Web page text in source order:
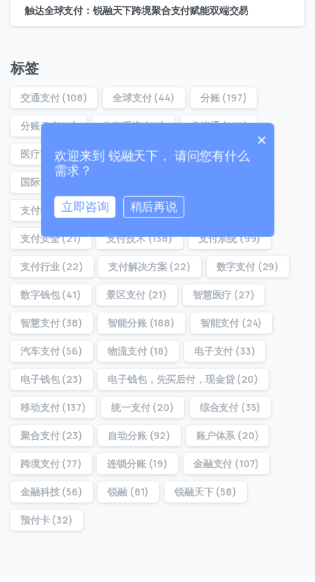
触达全球支付：锐融天下跨境聚合支付赋能双端交易
标签
交通支付(108) 全球支付(44) 分账(197)
分账云(194) 分账系统(22) 分账通(160)
医疗支付(32) 医院支付(29) 合规分账(54)
国际支付
支付中台 (36) 支付体系(22)
支付安全(21) 支付技术(138) 支付系统(99)
支付行业(22) 支付解决方案(22) 数字支付(29)
数字钱包(41) 景区支付(21) 智慧医疗 (27)
智慧支付(38) 智能分账(188) 智能支付 (24)
汽车支付(56) 物流支付(18) 电子支付 (33)
电子钱包(23) 电子钱包，先买后付，现金贷(20)
移动支付(137) 统一支付(20) 综合支付 (35)
聚合支付(23) 自动分账(92) 账户体系 (20)
跨境支付(77) 连锁分账(19) 金融支付 (107)
金融科技(56) 锐融 (81) 锐融天下(58)
预付卡(32)
联系我们
我们的团队会尽快回复。
0 / 180
访问历史
提交
我们通常的回复时间：30 分钟内
×
欢迎来到 锐融天下， 请问您有什么
需求？
立即咨询 稍后再说